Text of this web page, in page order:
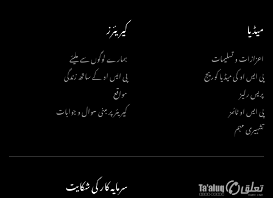
میڈیا
اعزازات و تسلیمات
پی ایس او کی میڈیا کوریج
پریس رلیز
پی ایس او ٹائمز
تشہیری مہم
کیریئرز
ہمارے لوگوں سے ملیئے
پی ایس او کے ساتھ زندگی
مواقع
کیریئر پر مبنی سوال و جوابات
سرمایہ کار کی شکایت